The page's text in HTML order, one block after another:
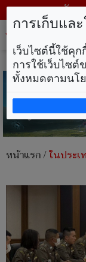
วันศุ
หน้าแรก/ในประเ
การเก็บแล
เว็บไซต์นี้ใช้คุ
การใช้เว็บไซ
ทั้งหมดตามนโ